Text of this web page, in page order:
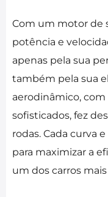
Com um motor de
potência e
apenas pela sua
também pela sua
aerodinâmico,
sofisticados, fez
rodas. Cada curva
para maximizar a
um dos carros